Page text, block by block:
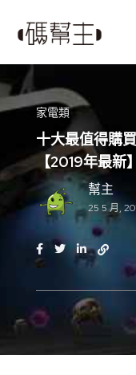
家電類
十大最值得購
【2019年最新】
幫主
25 5 月,